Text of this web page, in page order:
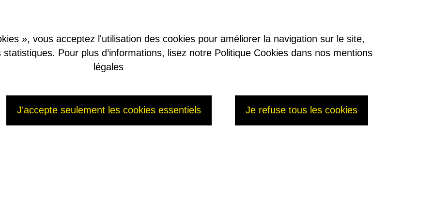
», vous acceptez l'utilisation des cookies pour améliorer la navigation sur le site,
Pour plus d’informations, lisez notre Politique Cookies dans nos mentions
légales
J'accepte seulement les cookies essentiels Je refuse tous les cookies